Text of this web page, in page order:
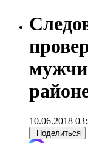
10.06.2018
Поделиться